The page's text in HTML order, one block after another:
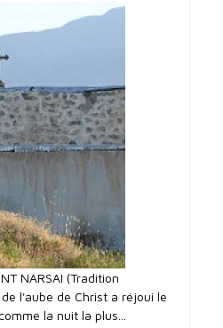
NARSAI (Tradition
l'aube de Christ a réjoui le
la nuit la plus...